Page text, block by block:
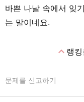
바쁜 나날 속에서 잊
는 말이네요.
expand_less랭
문제를 신고하기